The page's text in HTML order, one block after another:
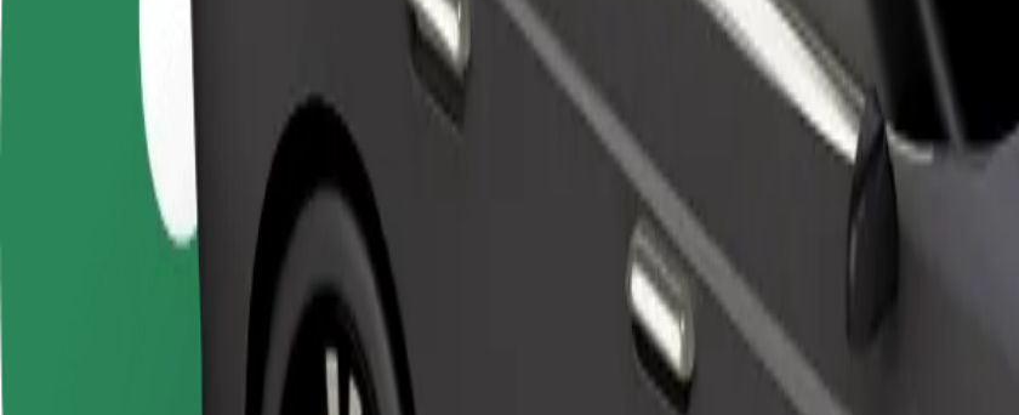
Lejupielādēt lietotni
Univerzitná nemocnica Louisa Pasteura
Ērtība un komforts ir tikai dažu pieskārienu attālumā!
Uzticami braucieni ikdienas vidēja izmēra auto